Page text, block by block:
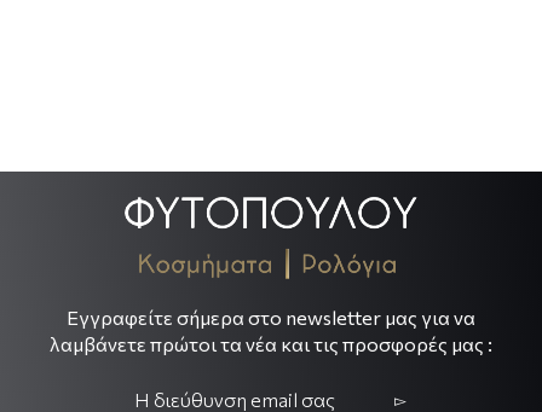
Εγγραφείτε σήμερα στο newsletter μας για να
λαμβάνετε πρώτοι τα νέα και τις προσφορές μας :
▻